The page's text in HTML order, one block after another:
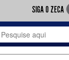
SIGA O ZECA